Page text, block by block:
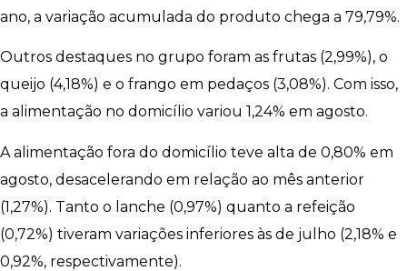
ano, a variação acumulada do produto chega a 79,79%.
Outros destaques no grupo foram as frutas (2,99%), o
queijo (4,18%) e o frango em pedaços (3,08%). Com isso,
a alimentação no domicílio variou 1,24% em agosto.
A alimentação fora do domicílio teve alta de 0,80% em
agosto, desacelerando em relação ao mês anterior
(1,27%). Tanto o lanche (0,97%) quanto a refeição
(0,72%) tiveram variações inferiores às de julho (2,18% e
0,92%, respectivamente).